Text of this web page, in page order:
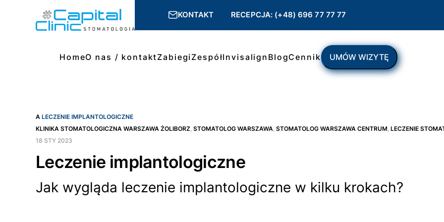
HomeO nas / kontaktZabiegi ZespółInvisalign BlogCennik UMÓW WIZYTĘ
KONTAKT RECEPCJA: (+48) 696 77 77 77
A LECZENIE IMPLANTOLOGICZNE
KLINIKA STOMATOLOGICZNA WARSZAWA ŻOLIBORZ, STOMATOLOG WARSZAWA, STOMATOLOG WARSZAWA CENTRUM, LECZENIE
18 STY 2023
Leczenie implantologiczne
Jak wygląda leczenie implantologiczne w kilku krokach?